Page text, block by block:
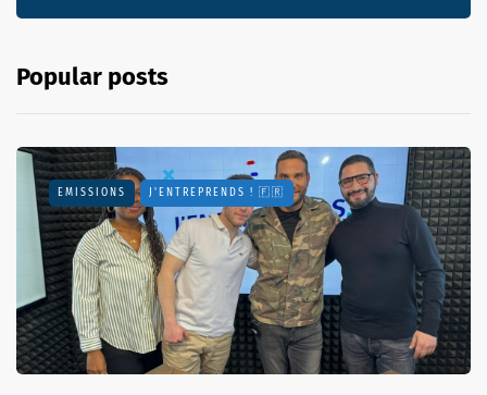
Popular posts
EMISSIONS J'ENTREPRENDS ! 🇫🇷